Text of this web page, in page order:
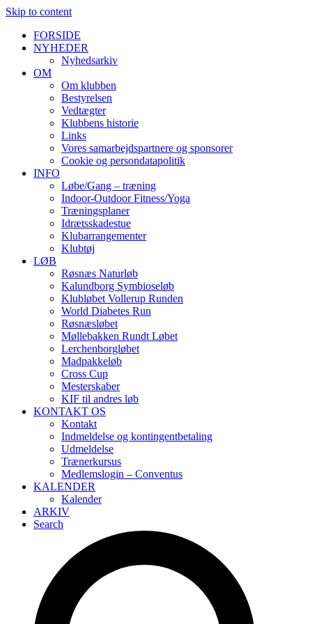
Skip to content
FORSIDE
NYHEDER
Nyhedsarkiv
OM
Om klubben
Bestyrelsen
Vedtægter
Klubbens historie
Links
Vores samarbejdspartnere og sponsorer
Cookie og persondatapolitik
INFO
Løbe/Gang – træning
Indoor-Outdoor Fitness/Yoga
Træningsplaner
Idrætsskadestue
Klubarrangementer
Klubtøj
LØB
Røsnæs Naturløb
Kalundborg Symbioseløb
Klubløbet Vollerup Runden
World Diabetes Run
Røsnæsløbet
Møllebakken Rundt Løbet
Lerchenborgløbet
Madpakkeløb
Cross Cup
Mesterskaber
KIF til andres løb
KONTAKT OS
Kontakt
Indmeldelse og kontingentbetaling
Udmeldelse
Trænerkursus
Medlemslogin – Conventus
KALENDER
Kalender
ARKIV
Search